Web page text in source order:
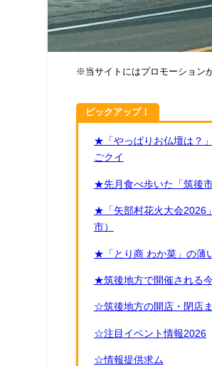
※当サイトにはプロモーション
ピックアップ！
★「やっぱりお仏壇は？
ごクイ
★先月食べ歩いた「筑後
★「矢部村花火大会2026
市）
★「とり商 わか菜」の薄
★筑後地方で開催される
☆筑後地方の開店・閉店
☆注目イベント情報2026
☆情報提供求ム